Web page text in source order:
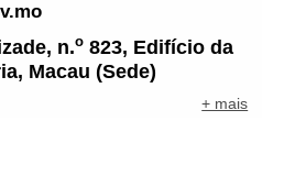
n.o 823, Edifício da
Macau (Sede)
+ mais